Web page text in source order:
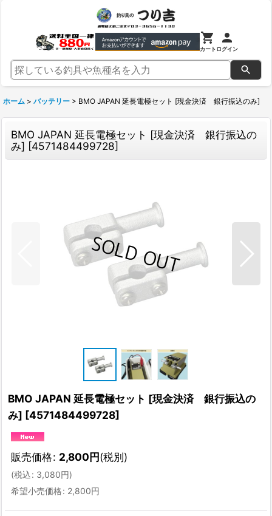
カートログイン
ホーム > バッテリー > BMO JAPAN 延長電極セット [現金決済 銀行振込のみ]
BMO JAPAN 延長電極セット [現金決済 銀行振込の
み] [4571484499728]
BMO JAPAN 延長電極セット [現金決済 銀行振込の
み] [4571484499728]
販売価格: 2,800円(税別)
(税込: 3,080円)
希望小売価格: 2,800円